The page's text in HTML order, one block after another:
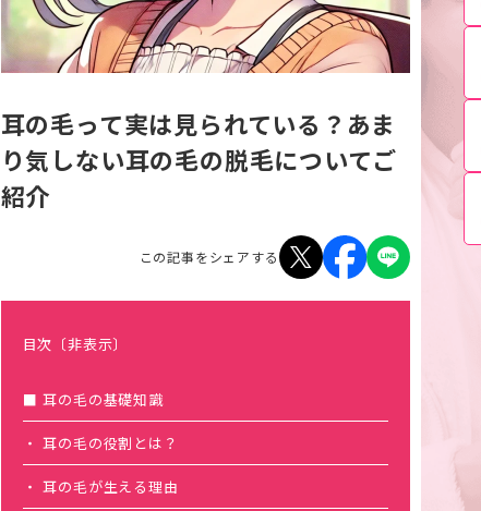
耳の毛って実は見られている？あま
り気しない耳の毛の脱毛についてご
紹介
この記事をシェアする
目次 〔非表示〕
耳の毛の基礎知識
耳の毛の役割とは？
耳の毛が生える理由